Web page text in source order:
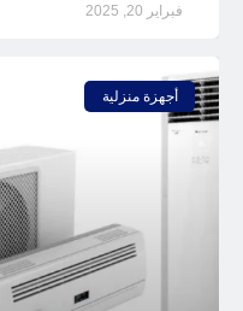
فبراير 20, 2025
أجهزة منزلية